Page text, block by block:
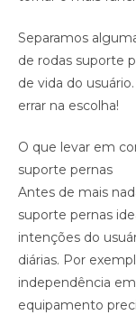
Separamos
de rodas suporte
de vida do
errar na escolha!
O que levar em
suporte pernas
Antes de mais
suporte pernas
intenções do
diárias. Por
independência
equipamento